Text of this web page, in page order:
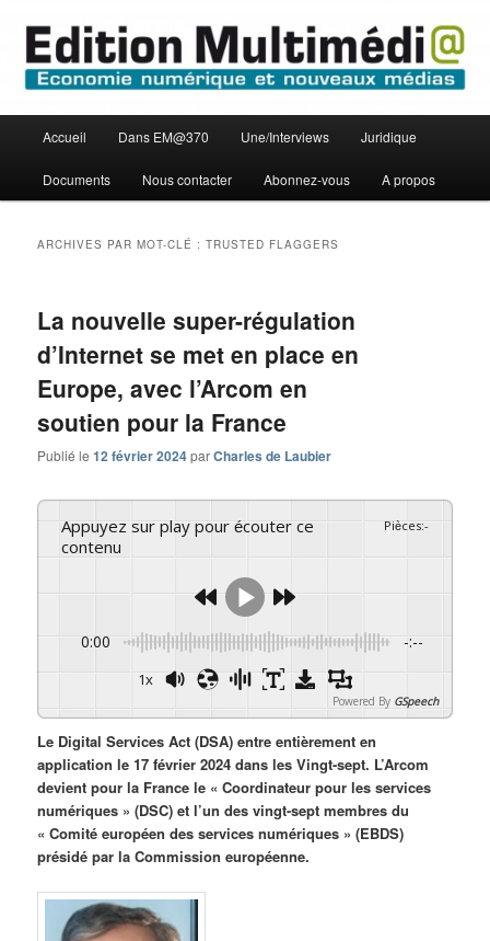
contenu
principal
contenu
secondaire
Edition Multimédi@
principal
Accueil Dans EM@370 Une/Interviews Juridique
Documents Nous contacter Abonnez-vous A propos
ARCHIVES PAR MOT-CLÉ :TRUSTED FLAGGERS
La nouvelle super-régulation
d’Internet se met en place en
Europe, avec l’Arcom en
soutien pour la France
Publié le12 février 2024parCharles de Laubier
Appuyez sur play pour écouter ce
contenu
Pièces:-
0:00 -:--
1x
Powered By GSpeech
Le Digital Services Act (DSA) entre entièrement en
application le 17 février 2024 dans les Vingt-sept. L’Arcom
devient pour la France le « Coordinateur pour les services
numériques » (DSC) et l’un des vingt-sept membres du
« Comité européen des services numériques » (EBDS)
présidé par la Commission européenne.